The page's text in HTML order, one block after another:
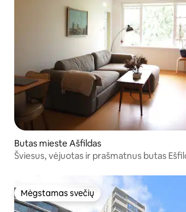
Butas mieste Ašfildas
Šviesus, vėjuotas ir prašmatnus butas
Mėgstamas svečių
Mėgstamas svečių